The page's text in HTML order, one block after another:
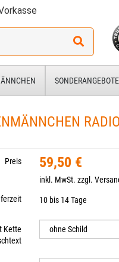
SONDERANGEBOTE
Preis 59,50 €
inkl. MwSt. zzgl.
10 bis 14 Tage
Kette